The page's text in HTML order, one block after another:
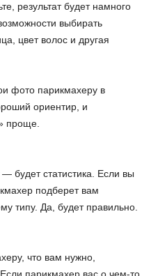
результат будет намного
выбирать
цвет волос и другая
фото парикмахеру в
ориентир, и
проще.
будет статистика. Если вы
подберет вам
типу. Да, будет правильно.
что вам нужно,